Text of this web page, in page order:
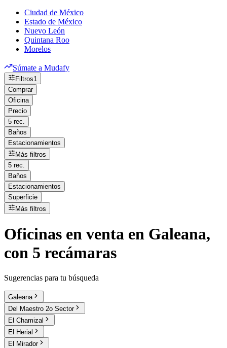
Ciudad de México
Estado de México
Nuevo León
Quintana Roo
Morelos
Súmate a Mudafy
Filtros1
Comprar
Oficina
Precio
5 rec.
Baños
Estacionamientos
Más filtros
5 rec.
Baños
Estacionamientos
Superficie
Más filtros
Oficinas en venta en Galeana,
con 5 recámaras
Sugerencias para tu búsqueda
Galeana
Del Maestro 2o Sector
El Chamizal
El Herial
El Mirador